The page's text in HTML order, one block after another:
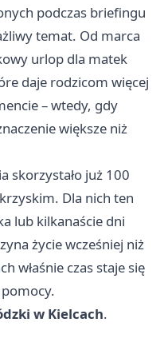
podczas briefingu
temat. Od marca
urlop dla matek
daje rodzicom więcej
– wtedy, gdy
większe niż
skorzystało już 100
Dla nich ten
lub kilkanaście dni
życie wcześniej niż
właśnie czas staje się
w Kielcach.